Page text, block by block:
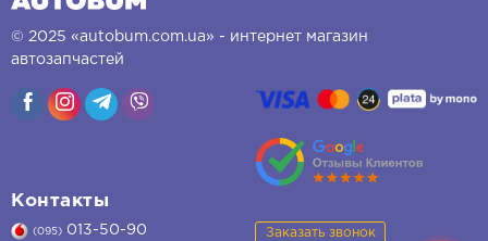
© 2025 «autobum.com.ua» - интернет магазин
автозапчастей
Контакты
(095) 013-50-90 Заказать звонок